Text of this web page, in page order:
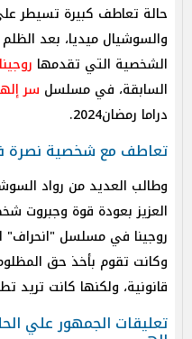
حالة تعاطف كبيرة تسيطر
والسوشيال ميديا، بعد
الشخصية التي تقدمها روجينا
السابقة، في مسلسل سر
دراما رمضان2024.
تعاطف مع شخصية
وطالب العديد من رواد
العزيز بعودة قوة وجبروت
وكانت تقوم بأخذ حق
قانونية، ولكنها كانت تريد
تعليقات الجمهور علي